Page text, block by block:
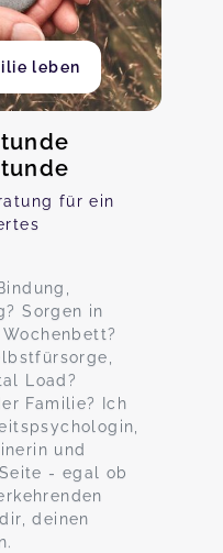
leben
für ein
Sorgen in
Load?
Familie? Ich
und
- egal ob
deinen